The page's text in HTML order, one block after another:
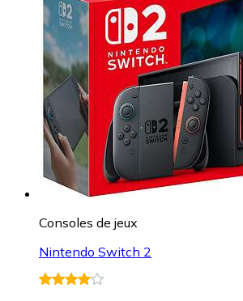
Consoles de jeux
Nintendo Switch 2